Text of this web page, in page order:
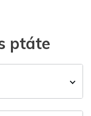
ptáte